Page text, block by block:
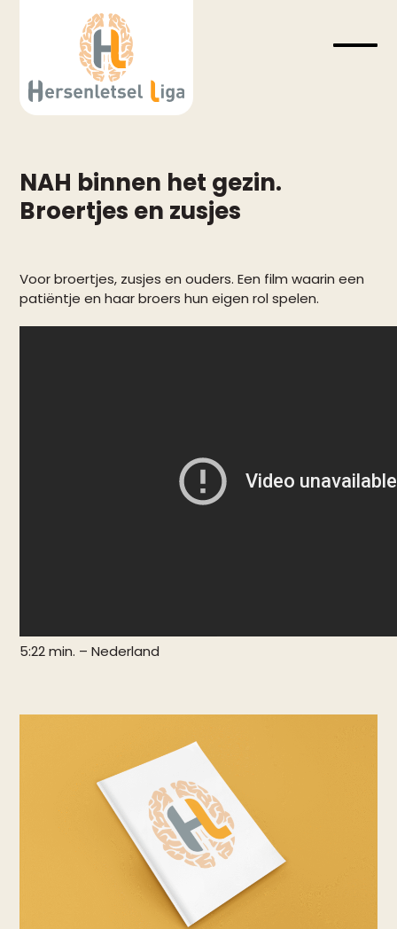
NAH binnen het gezin.
Broertjes en zusjes
Voor broertjes, zusjes en ouders. Een film waarin een
patiëntje en haar broers hun eigen rol spelen.
5:22 min. – Nederland